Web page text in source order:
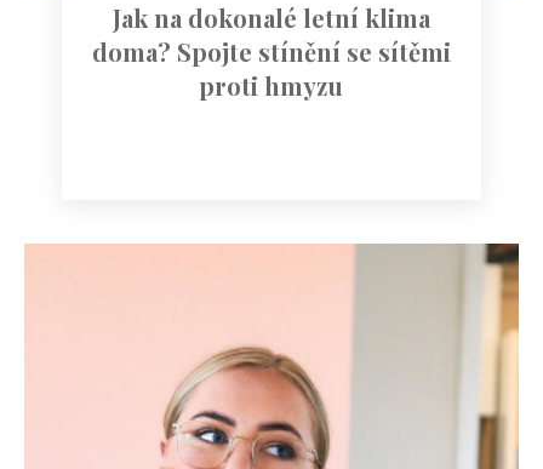
Jak na dokonalé letní klima
doma? Spojte stínění se sítěmi
proti hmyzu